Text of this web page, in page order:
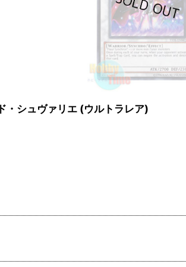
シュヴァリエ (ウルトラレア)